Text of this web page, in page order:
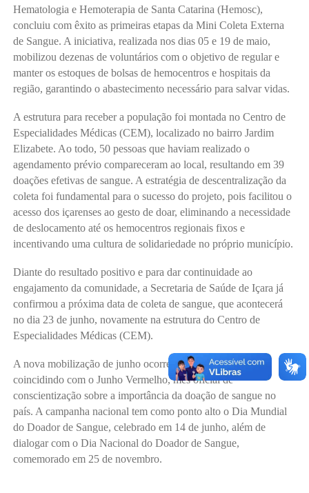
Hematologia e Hemoterapia de Santa Catarina (Hemosc),
concluiu com êxito as primeiras etapas da Mini Coleta Externa
de Sangue. A iniciativa, realizada nos dias 05 e 19 de maio,
mobilizou dezenas de voluntários com o objetivo de regular e
manter os estoques de bolsas de hemocentros e hospitais da
região, garantindo o abastecimento necessário para salvar vidas.
A estrutura para receber a população foi montada no Centro de
Especialidades Médicas (CEM), localizado no bairro Jardim
Elizabete. Ao todo, 50 pessoas que haviam realizado o
agendamento prévio compareceram ao local, resultando em 39
doações efetivas de sangue. A estratégia de descentralização da
coleta foi fundamental para o sucesso do projeto, pois facilitou o
acesso dos içarenses ao gesto de doar, eliminando a necessidade
de deslocamento até os hemocentros regionais fixos e
incentivando uma cultura de solidariedade no próprio município.
Diante do resultado positivo e para dar continuidade ao
engajamento da comunidade, a Secretaria de Saúde de Içara já
confirmou a próxima data de coleta de sangue, que acontecerá
no dia 23 de junho, novamente na estrutura do Centro de
Especialidades Médicas (CEM).
A nova mobilização de junho ocorrerá de forma estratégica,
coincidindo com o Junho Vermelho, mês oficial de
conscientização sobre a importância da doação de sangue no
país. A campanha nacional tem como ponto alto o Dia Mundial
do Doador de Sangue, celebrado em 14 de junho, além de
dialogar com o Dia Nacional do Doador de Sangue,
comemorado em 25 de novembro.